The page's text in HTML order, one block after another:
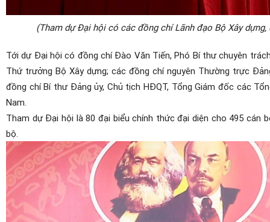
(Tham dự Đại hội có các đồng chí Lãnh đạo Bộ Xây
Tới dự Đại hội có đồng chí Đào Văn Tiến, Phó Bí thư chuyên
Thứ trưởng Bộ Xây dựng; các đồng chí nguyên Thường trực
đồng chí Bí thư Đảng ủy, Chủ tịch HĐQT, Tổng Giám đốc các
Nam.
Tham dự Đại hội là80 đại biểu chính thức đại diện cho 495 cán
bộ.